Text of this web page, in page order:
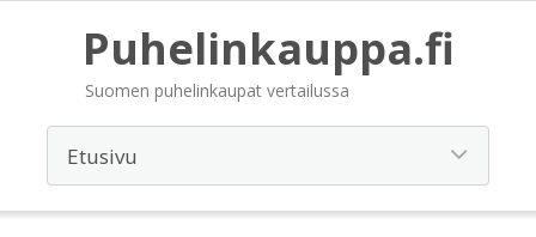
Puhelinkauppa.fi
Suomen puhelinkaupat vertailussa